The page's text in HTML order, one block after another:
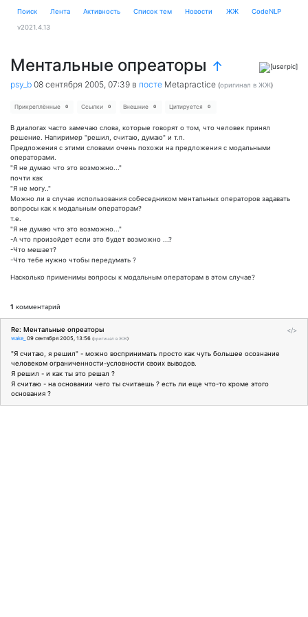
Поиск Лента Активность Cписок тем Новости ЖЖ CodeNLP
v2021.4.13
Ментальные опреаторы ↑
psy_b 08 сентября 2005, 07:39 в посте Metapractice (оригинал в ЖЖ)
Прикреплённые 0 Ссылки 0 Внешние 0 Цитируется 0
В диалогах часто замечаю слова, которые говорят о том, что человек принял
решение. Напиример "решил, считаю, думаю" и т.п.
Предложения с этими словами очень похожи на предложения с модальными
операторами.
"Я не думаю что это возможно..."
почти как
"Я не могу.."
Можно ли в случае использования собеседником ментальных операторов задавать
вопросы как к модальным операторам?
т.е.
"Я не думаю что это возможно..."
-А что произойдет если это будет возможно ...?
-Что мешает?
-Что тебе нужно чтобы передумать ?
Насколько применимы вопросы к модальным операторам в этом случае?
1 комментарий
</>
Re: Ментальные опреаторы
wake_ 09 сентября 2005, 13:56 (оригинал в ЖЖ)
"Я считаю, я решил" - можно воспринимать просто как чуть большее осознание
человеком ограниченности-условности своих выводов.
Я решил - и как ты это решал ?
Я считаю - на основании чего ты считаешь ? есть ли еще что-то кроме этого
основания ?